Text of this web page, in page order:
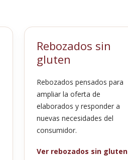
Rebozados sin
gluten
Rebozados pensados para
ampliar la oferta de
elaborados y responder a
nuevas necesidades del
consumidor.
Ver rebozados sin gluten